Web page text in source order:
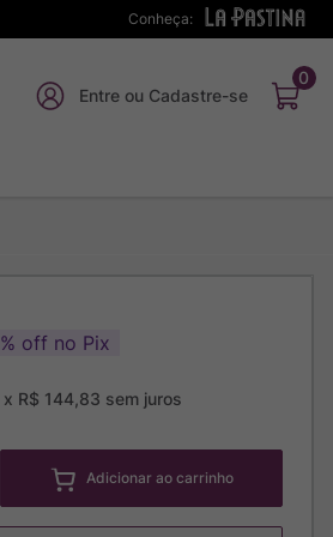
Conheça:
0
% off no Pix
x R$ 144,83 sem juros
Adicionar ao carrinho